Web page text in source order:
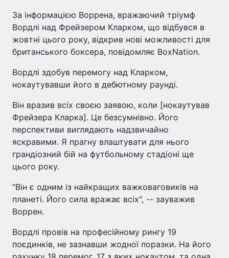
За інформацією Воррена, вражаючий тріумф
Вордлі над Фрейзером Кларком, що відбувся в
жовтні цього року, відкрив нові можливості для
британського боксера, повідомляє BoxNation.
Вордлі здобув перемогу над Кларком,
нокаутувавши його в дебютному раунді.
Він вразив всіх своєю заявою, коли [нокаутував
Фрейзера Кларка]. Це безсумнівно. Його
перспективи виглядають надзвичайно
яскравими. Я прагну влаштувати для нього
грандіозний бій на футбольному стадіоні ще
цього року.
"Він є одним із найкращих важковаговиків на
планеті. Його сила вражає всіх", -- зауважив
Воррен.
Вордлі провів на професійному рингу 19
поєдинків, не зазнавши жодної поразки. На його